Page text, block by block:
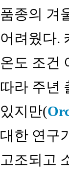
품종의 겨
어려웠다.
온도 조건
따라 주년
있지만(
대한 연구
고조되고